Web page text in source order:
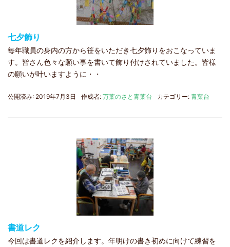
七夕飾り
毎年職員の身内の方から笹をいただき七夕飾りをおこなっていま
す。皆さん色々な願い事を書いて飾り付けされていました。皆様
の願いが叶いますように・・
公開済み: 2019年7月3日 作成者: 万葉のさと青葉台 カテゴリー: 青葉台
書道レク
今回は書道レクを紹介します。年明けの書き初めに向けて練習を